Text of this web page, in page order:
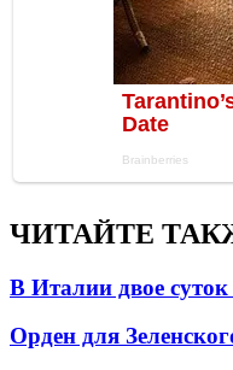
ЧИТАЙТЕ
В Италии двое
Орден для